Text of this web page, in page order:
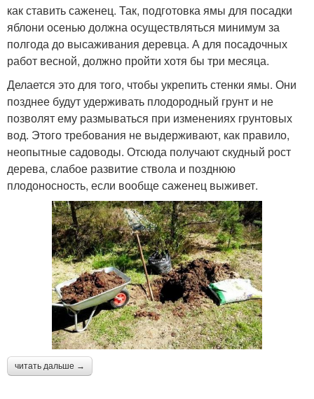
как ставить саженец. Так, подготовка ямы для посадки
яблони осенью должна осуществляться минимум за
полгода до высаживания деревца. А для посадочных
работ весной, должно пройти хотя бы три месяца.
Делается это для того, чтобы укрепить стенки ямы. Они
позднее будут удерживать плодородный грунт и не
позволят ему размываться при изменениях грунтовых
вод. Этого требования не выдерживают, как правило,
неопытные садоводы. Отсюда получают скудный рост
дерева, слабое развитие ствола и позднюю
плодоносность, если вообще саженец выживет.
читать дальше →